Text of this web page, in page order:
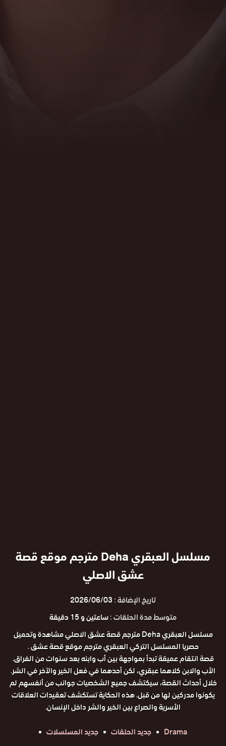
مسلسل العبقري Deha مترجم موقع قصة
عشق الاصلي
تاريخ الإضافة :2026/06/03
متوسط مدة الحلقات :ساعتين و 15 دقيقة
مسلسل العبقري Deha مترجم قصة عشق الاصلي مشاهدة وتحميل
حصريا المسلسل التركي العبقري مترجم موقع قصة عشق .
قصة انتقام عميقة تبدأ بمواجهة بين أب وابنه بعد سنوات من الفراق.
الأب والابن كلاهما عبقري، لكن أحدهما في فعل الخير والآخر في الشر.
خلال أحداث القصة، سيكتشف جميع الشخصيات جوانب من أنفسهم لم
يكونوا مدركين لها من قبل. هذه الحكاية تستكشف تعقيدات العلاقات
الأسرية والصراع بين الخير والشر داخل الإنسان.
Drama
جديد الحلقات
جديد المسلسلات